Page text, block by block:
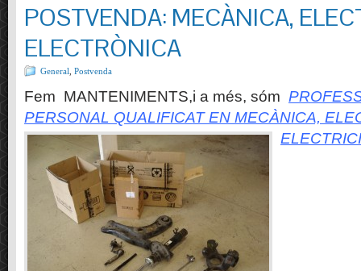
POSTVENDA: MECÀNICA,
ELECTRÒNICA
General Postvenda
Fem MANTENIMENTS,i a més, sóm
PERSONAL QUALIFICAT EN MECÀNICA,